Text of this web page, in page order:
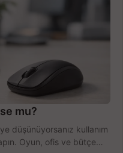
mu?
düşünüyorsanız kullanım
Oyun, ofis ve bütçe